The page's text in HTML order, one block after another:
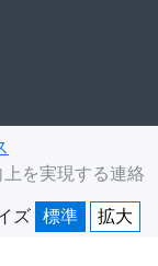
上を実現する連絡
ズ 標準 拡大